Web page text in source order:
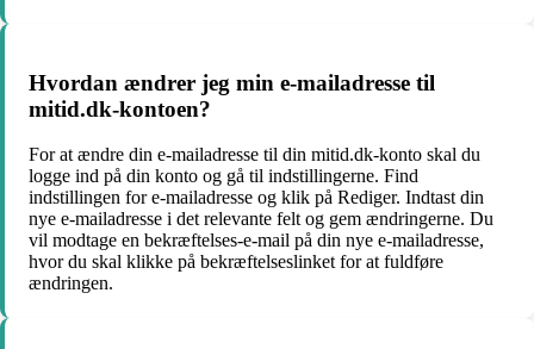
Hvordan ændrer jeg min e-mailadresse til
mitid.dk-kontoen?
For at ændre din e-mailadresse til din mitid.dk-konto skal du
logge ind på din konto og gå til indstillingerne. Find
indstillingen for e-mailadresse og klik på Rediger. Indtast din
nye e-mailadresse i det relevante felt og gem ændringerne. Du
vil modtage en bekræftelses-e-mail på din nye e-mailadresse,
hvor du skal klikke på bekræftelseslinket for at fuldføre
ændringen.